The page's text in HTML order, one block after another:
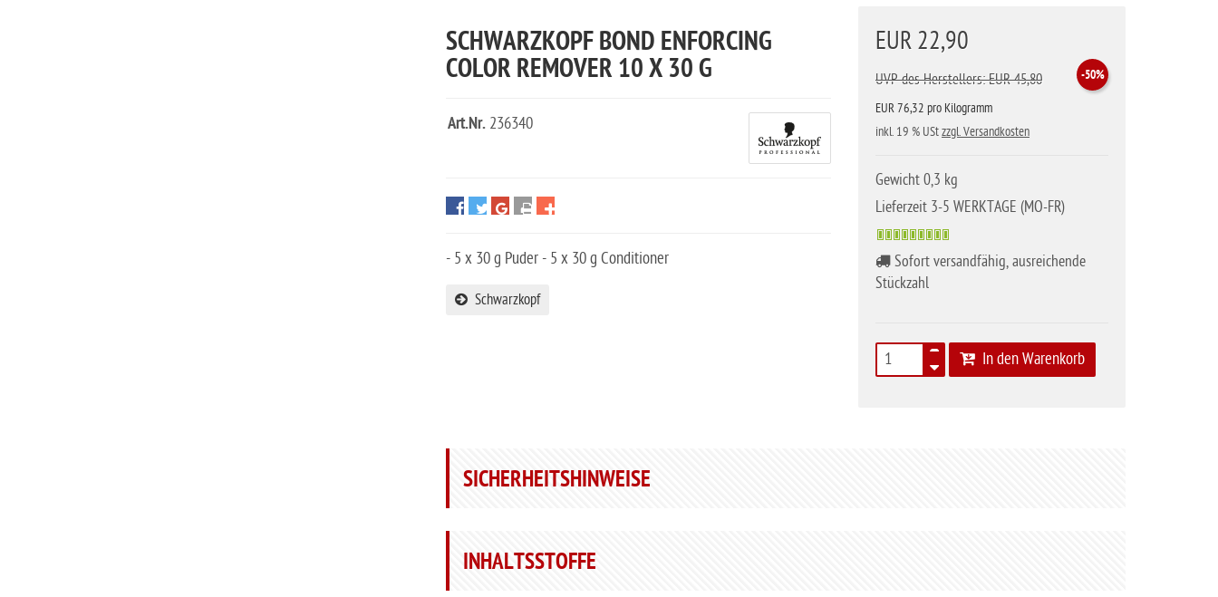
EUR 22,90
-50%
UVP des Herstellers: EUR 45,80
EUR 76,32 pro Kilogramm
inkl. 19 % UStzzgl. Versandkosten
Gewicht 0,3 kg
Lieferzeit 3-5 WERKTAGE (MO-FR)
Sofort versandfähig, ausreichende
Stückzahl
In den Warenkorb
SCHWARZKOPF BOND ENFORCING
COLOR REMOVER 10 X 30 G
Art.Nr. 236340
- 5 x 30 g Puder - 5 x 30 g Conditioner
Schwarzkopf
SICHERHEITSHINWEISE
INHALTSSTOFFE